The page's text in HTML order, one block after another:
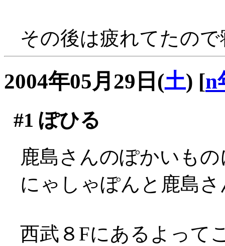
その後は疲れてたの
2004年05月29日(土) [n
#1 ぽひる
鹿島さんのぽかいも
にゃしゃぽんと鹿島
西武８Fにあるよって